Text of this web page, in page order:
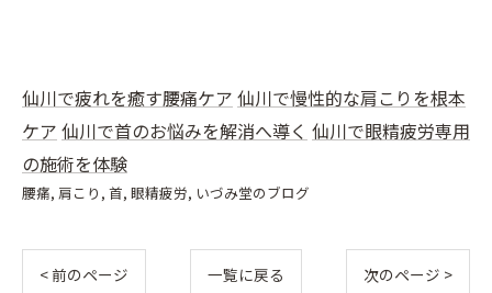
仙川で疲れを癒す腰痛ケア 仙川で慢性的な肩こりを根本
ケア 仙川で首のお悩みを解消へ導く 仙川で眼精疲労専用
の施術を体験
腰痛 肩こり 首 眼精疲労 いづみ堂のブログ
< 前のページ 一覧に戻る 次のページ >